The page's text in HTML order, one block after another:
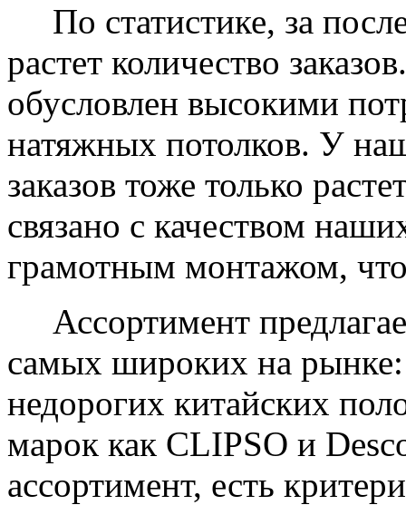
По статистике, за
растет количество
обусловлен высокими
натяжных потолков. У
заказов тоже только
связано с качеством
грамотным монтажом,
Ассортимент
самых широких на
недорогих китайских
марок как CLIPSO и
ассортимент, есть